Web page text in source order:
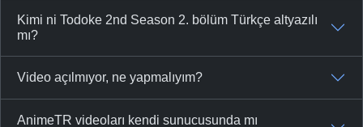
Kimi ni Todoke 2nd Season 2. bölüm Türkçe altyazılı
mı?
Video açılmıyor, ne yapmalıyım?
AnimeTR videoları kendi sunucusunda mı